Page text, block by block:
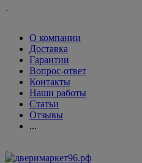
О компании
Доставка
Гарантии
Вопрос-ответ
Контакты
Наши работы
Статьи
Отзывы
...